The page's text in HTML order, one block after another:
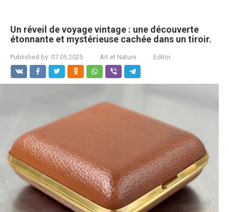
Un réveil de voyage vintage : une découverte
étonnante et mystérieuse cachée dans un tiroir.
Published by: 07.05.2025 Art et Nature Editor